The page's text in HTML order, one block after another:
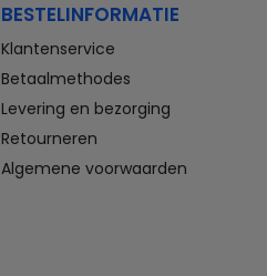
BESTELINFORMATIE
Klantenservice
Betaalmethodes
Levering en bezorging
Retourneren
Algemene voorwaarden